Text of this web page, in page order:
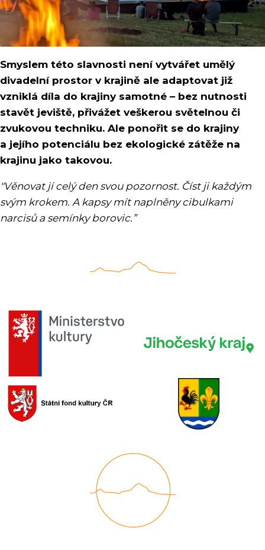
Smyslem této slavnosti není vytvářet umělý
divadelní prostor v krajině ale adaptovat již
vzniklá díla do krajiny samotné – bez nutnosti
stavět jeviště, přivážet veškerou světelnou či
zvukovou techniku. Ale ponořit se do krajiny
a jejího potenciálu bez ekologické zátěže na
krajinu jako takovou.
"Věnovat jí celý den svou pozornost. Číst ji každým
svým krokem. A kapsy mít naplněny cibulkami
narcisů a semínky borovic.”